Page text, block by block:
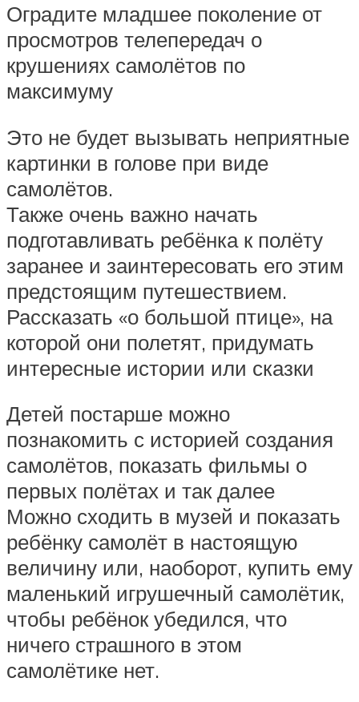
Оградите младшее поколение от
просмотров телепередач о
крушениях самолётов по
максимуму
Это не будет вызывать неприятные
картинки в голове при виде
самолётов.
Также очень важно начать
подготавливать ребёнка к полёту
заранее и заинтересовать его этим
предстоящим путешествием.
Рассказать «о большой птице», на
которой они полетят, придумать
интересные истории или сказки
Детей постарше можно
познакомить с историей создания
самолётов, показать фильмы о
первых полётах и так далее
Можно сходить в музей и показать
ребёнку самолёт в настоящую
величину или, наоборот, купить ему
маленький игрушечный самолётик,
чтобы ребёнок убедился, что
ничего страшного в этом
самолётике нет.